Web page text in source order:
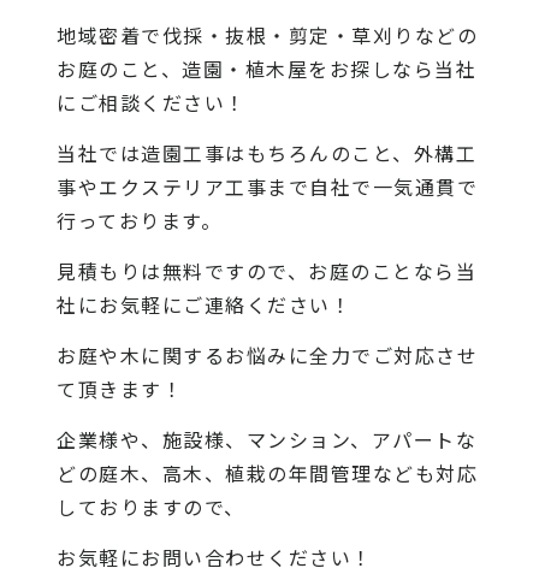
地域密着で伐採・抜根・剪定・草刈りなどの
お庭のこと、造園・植木屋をお探しなら当社
にご相談ください！
当社では造園工事はもちろんのこと、外構工
事やエクステリア工事まで自社で一気通貫で
行っております。
見積もりは無料ですので、お庭のことなら当
社にお気軽にご連絡ください！
お庭や木に関するお悩みに全力でご対応させ
て頂きます！
企業様や、施設様、マンション、アパートな
どの庭木、高木、植栽の年間管理なども対応
しておりますので、
お気軽にお問い合わせください！